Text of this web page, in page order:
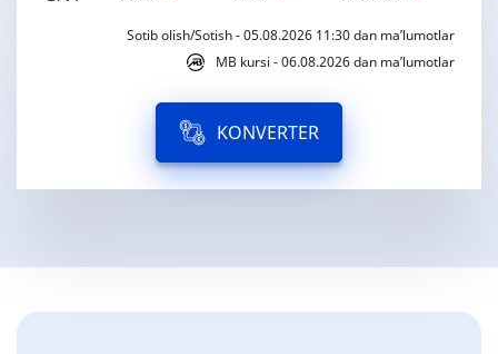
Sotib olish/Sotish - 05.08.2026 11:30 dan ma’lumotlar
MB kursi - 06.08.2026 dan ma’lumotlar
KONVERTER